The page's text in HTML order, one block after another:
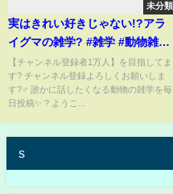
未分類
実はきれい好きじゃない!?アラ
イグマの雑学? #雑学 #動物雑学
#shorts
【チャンネル登録者1万人】を目指してま
す? チャンネル登録よろしくお願いしま
す?‍♂️ 誰かに話したくなる動物の雑学を毎
日投稿✨ ? ようこ...
s